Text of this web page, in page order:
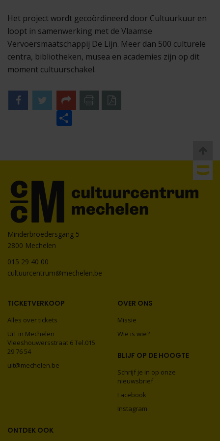
Het project wordt gecoördineerd door Cultuurkuur en
loopt in samenwerking met de Vlaamse
Vervoersmaatschappij De Lijn. Meer dan 500 culturele
centra, bibliotheken, musea en academies zijn op dit
moment cultuurschakel.
Twitter
Minderbroedersgang 5
2800 Mechelen
015 29 40 00
cultuurcentrum@mechelen.be
TICKETVERKOOP
Alles over tickets
UiT in Mechelen
Vleeshouwersstraat 6 Tel.015
29 76 54
uit@mechelen.be
OVER ONS
Missie
Wie is wie?
BLIJF OP DE HOOGTE
Schrijf je in op onze
nieuwsbrief
Facebook
Instagram
ONTDEK OOK